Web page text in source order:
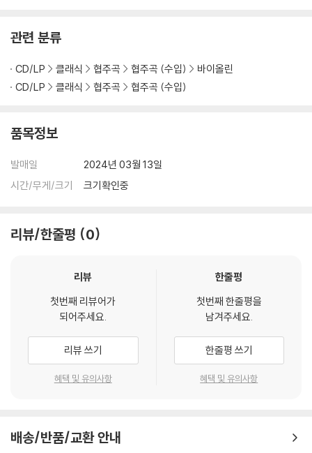
관련 분류
CD/LP 클래식 협주곡 협주곡 (수입)
바이올린
CD/LP
클래식 협주곡 협주곡 (수입)
품목정보
발매일
2024년 03월 13일
시간/무게/크기
크기확인중
리뷰/한줄평 0
리뷰
첫번째 리뷰어가
되어주세요.
리뷰 쓰기
혜택 및 유의사항
한줄평
첫번째 한줄평을
남겨주세요.
한줄평 쓰기
혜택 및 유의사항
배송/반품/교환 안내